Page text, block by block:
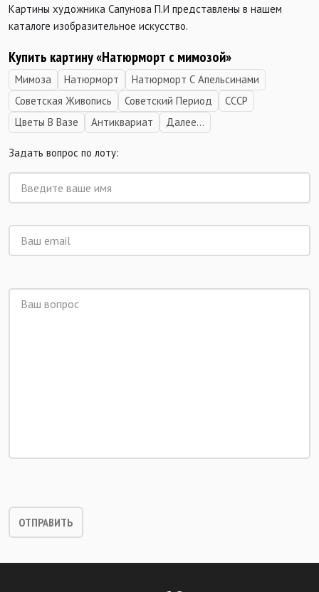
Картины художника Сапунова П.И представлены в нашем
каталоге изобразительное искусство.
Купить картину «Натюрморт с мимозой»
Мимоза Натюрморт
Натюрморт С Апельсинами
Советская Живопись
Советский Период
СССР
Цветы В Вазе
Антиквариат Далее...
Задать вопрос по лоту: